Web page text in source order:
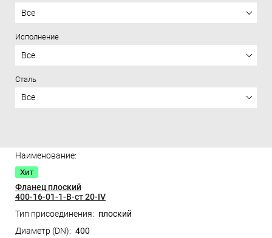
Все
Исполнение
Все
Сталь
Все
Хит
Фланец плоский
400-16-01-1-B-ст 20-IV
плоский
400